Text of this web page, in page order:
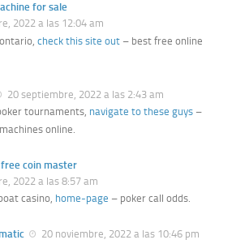
for sale
2022 a las 12:04 am
check this site out – best free online
20 septiembre, 2022 a las 2:43 am
tournaments, navigate to these guys –
online.
coin master
2022 a las 8:57 am
casino, home-page – poker call odds.
20 noviembre, 2022 a las 10:46 pm